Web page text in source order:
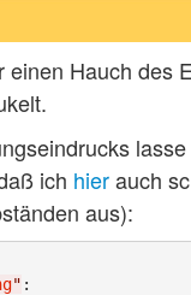
Hauch
ich hierauch
aus):
" :